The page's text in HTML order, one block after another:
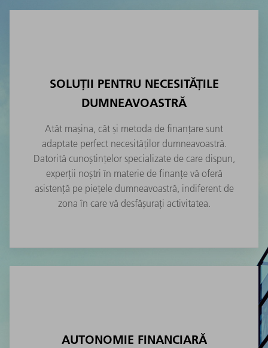
SOLUȚII PENTRU NECESITĂȚILE
DUMNEAVOASTRĂ
Atât mașina, cât și metoda de finanțare sunt
adaptate perfect necesităților dumneavoastră.
Datorită cunoștințelor specializate de care dispun,
experții noștri în materie de finanțe vă oferă
asistență pe piețele dumneavoastră, indiferent de
zona în care vă desfășurați activitatea.
AUTONOMIE FINANCIARĂ